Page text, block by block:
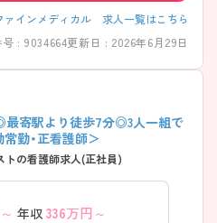
ァインメディカル 求人一覧はこちら
: 9034664更新日 : 2026年6月29日
最寄駅より徒歩7分◎3人一組で
勤・正看護師＞
の看護師求人(正社員)
年収 336万円～